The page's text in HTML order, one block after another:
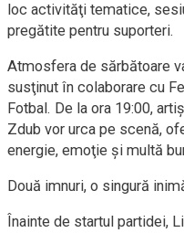
loc activităţi tematice,
pregătite pentru suporteri.
Atmosfera de sărbătoare
susţinut în colaborare cu
Fotbal. De la ora 19:00,
Zdub vor urca pe scenă,
energie, emoţie şi multă
Două imnuri, o singură
Înainte de startul partidei,